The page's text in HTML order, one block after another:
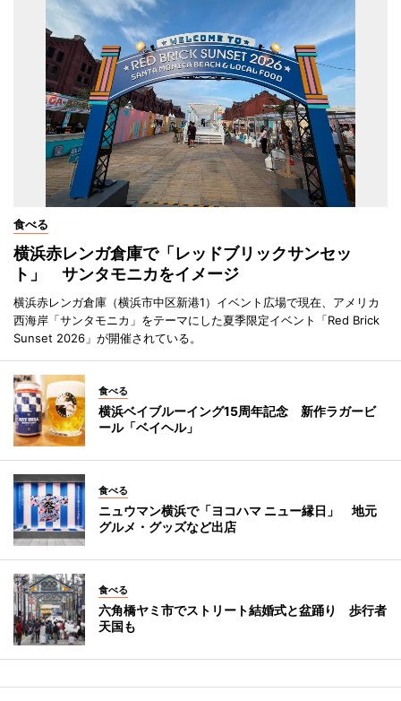
食べる
横浜赤レンガ倉庫で「レッドブリックサンセッ
ト」 サンタモニカをイメージ
横浜赤レンガ倉庫（横浜市中区新港1）イベント広場で現在、アメリカ
西海岸「サンタモニカ」をテーマにした夏季限定イベント「Red Brick
Sunset 2026」が開催されている。
食べる
横浜ベイブルーイング15周年記念 新作ラガービ
ール「ベイヘル」
食べる
ニュウマン横浜で「ヨコハマ ニュー縁日」 地元
グルメ・グッズなど出店
食べる
六角橋ヤミ市でストリート結婚式と盆踊り 歩行者
天国も